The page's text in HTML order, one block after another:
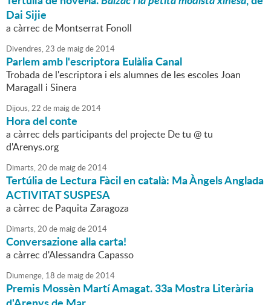
Dai Sijie
a càrrec de Montserrat Fonoll
Divendres,23 de maigde2014
Parlem amb l'escriptora Eulàlia Canal
Trobada de l'escriptora i els alumnes de les escoles Joan
Maragall i Sinera
Dijous,22 de maigde2014
Hora del conte
a càrrec dels participants del projecte De tu @ tu
d'Arenys.org
Dimarts,20 de maigde2014
Tertúlia de Lectura Fàcil en català: Ma Àngels Anglada
ACTIVITAT SUSPESA
a càrrec de Paquita Zaragoza
Dimarts,20 de maigde2014
Conversazione alla carta!
a càrrec d'Alessandra Capasso
Diumenge, 18 de maigde2014
Premis Mossèn Martí Amagat. 33a Mostra Literària